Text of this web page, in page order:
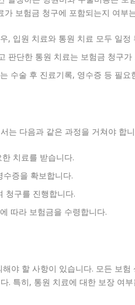
보험금 청구에 포함되는지 여부
, 입원 치료와 통원 치료 모두 일정
판단한 통원 치료는 보험금 청구가
수술 후 진료기록, 영수증 등 필요
는 다음과 같은 과정을 거쳐야 합
치료를 받습니다.
증을 확보합니다.
청구를 진행합니다.
따라 보험금을 수령합니다.
야 할 사항이 있습니다. 모든 보
. 특히, 통원 치료에 대한 보장 여